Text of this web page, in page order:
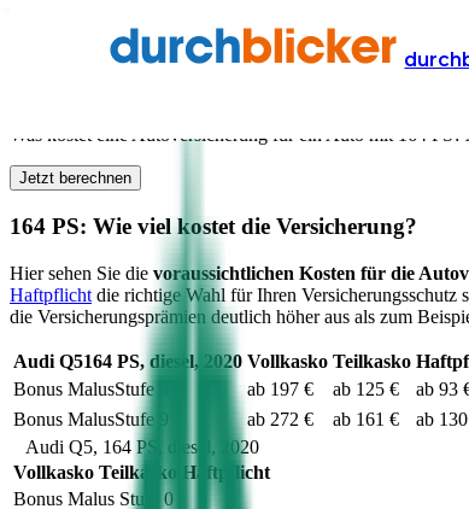
Autoversicherung
Was kostet eine Autoversicherung für ein Auto mit 164 PS?
Jetzt berechnen
164 PS: Wie viel kostet die Versicherung?
Hier sehen Sie die voraussichtlichen Kosten für die
Haftpflicht die richtige Wahl für Ihren Versicherungsschutz
die Versicherungsprämien deutlich höher aus als zum
Audi Q5164 PS, diesel, 2020 Vollkasko Teilkasko
Bonus MalusStufe ab 197 € ab 125 € ab 93
Bonus MalusStufe ab 272 € ab 161 € ab
Audi Q5, 164PS, diesel ,
2020
Vollkasko Teilkasko Haftpflicht
Bonus Malus Stufe 0